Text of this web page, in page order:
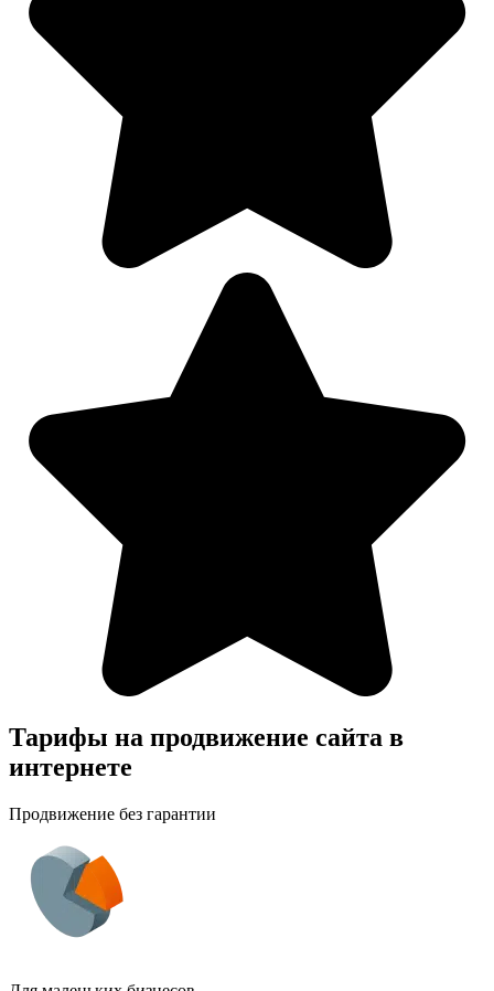
Тарифы на продвижение сайта в
интернете
Продвижение без гарантии